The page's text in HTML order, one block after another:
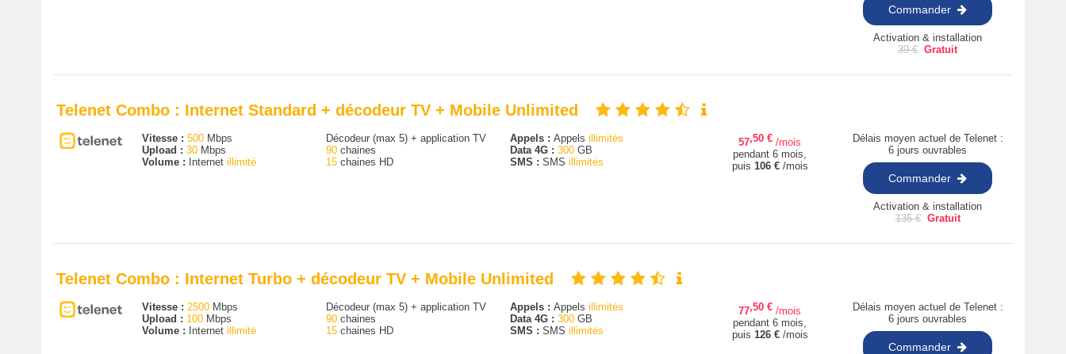
Commander
Activation & installation
39€ Gratuit
Telenet Combo : Internet Standard + décodeur TV + Mobile Unlimited
Vitesse : 500Mbps
Upload : 30Mbps
Volume :
Internet illimité
Décodeur (max 5) + application TV
90chaines
15chaines HD
Appels : Appels illimités
Data 4G : 300GB
SMS : SMS illimités
57,50€ /mois
pendant 6 mois,
puis 106 €/mois
Délais moyen actuel de Telenet :
6 jours ouvrables
Commander
Activation & installation
135€ Gratuit
Telenet Combo : Internet Turbo + décodeur TV + Mobile Unlimited
Vitesse : 2500Mbps
Upload : 100Mbps
Volume :
Internet illimité
Décodeur (max 5) + application TV
90chaines
15chaines HD
Appels : Appels illimités
Data 4G : 300GB
SMS : SMS illimités
77,50€ /mois
pendant 6 mois,
puis 126 €/mois
Délais moyen actuel de Telenet :
6 jours ouvrables
Commander